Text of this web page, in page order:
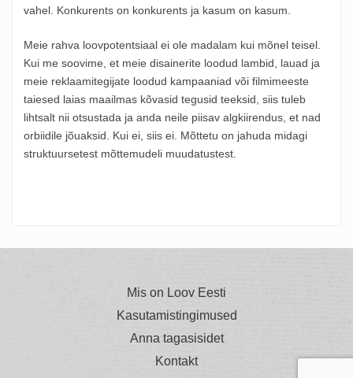
vahel. Konkurents on konkurents ja kasum on kasum.
Meie rahva loovpotentsiaal ei ole madalam kui mõnel teisel.
Kui me soovime, et meie disainerite loodud lambid, lauad ja
meie reklaamitegijate loodud kampaaniad või filmimeeste
taiesed laias maailmas kõvasid tegusid teeksid, siis tuleb
lihtsalt nii otsustada ja anda neile piisav algkiirendus, et nad
orbiidile jõuaksid. Kui ei, siis ei. Mõttetu on jahuda midagi
struktuursetest mõttemudeli muudatustest.
Mis on Loov Eesti
Kasutamistingimused
Anna tagasisidet
Kontakt